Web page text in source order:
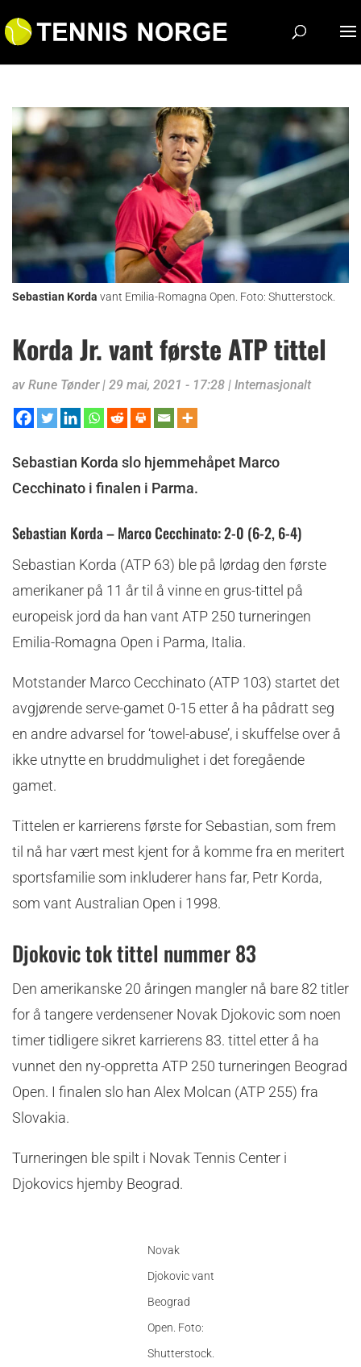
Sebastian Korda vant Emilia-Romagna Open. Foto: Shutterstock.
Korda Jr. vant første ATP tittel
av Rune Tønder| 29 mai, 2021 - 17:28 | Internasjonalt
Sebastian Korda slo hjemmehåpet Marco
Cecchinato i finalen i Parma.
Sebastian Korda – Marco Cecchinato: 2-0 (6-2, 6-4)
Sebastian Korda (ATP 63) ble på lørdag den første
amerikaner på 11 år til å vinne en grus-tittel på
europeisk jord da han vant ATP 250 turneringen
Emilia-Romagna Open i Parma, Italia.
Motstander Marco Cecchinato (ATP 103) startet det
avgjørende serve-gamet 0-15 etter å ha pådratt seg
en andre advarsel for ‘towel-abuse’, i skuffelse over å
ikke utnytte en bruddmulighet i det foregående
gamet.
Tittelen er karrierens første for Sebastian, som frem
til nå har vært mest kjent for å komme fra en meritert
sportsfamilie som inkluderer hans far, Petr Korda,
som vant Australian Open i 1998.
Djokovic tok tittel nummer 83
Den amerikanske 20 åringen mangler nå bare 82 titler
for å tangere verdensener Novak Djokovic som noen
timer tidligere sikret karrierens 83. tittel etter å ha
vunnet den ny-oppretta ATP 250 turneringen Beograd
Open. I finalen slo han Alex Molcan (ATP 255) fra
Slovakia.
Turneringen ble spilt i Novak Tennis Center i
Djokovics hjemby Beograd.
Novak
Djokovic vant
Beograd
Open. Foto:
Shutterstock.